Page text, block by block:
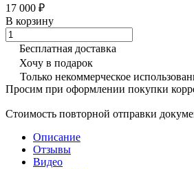
17 000 ₽
В корзину
Бесплатная доставка
Хочу в подарок
Только некоммерческое
Просим при оформлении покупки
Стоимость повторной отправки
Описание
Отзывы
Видео